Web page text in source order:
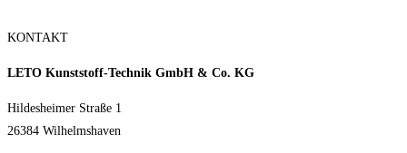
KONTAKT
LETO Kunststoff-Technik GmbH & Co. KG
Hildesheimer Straße 1
26384 Wilhelmshaven